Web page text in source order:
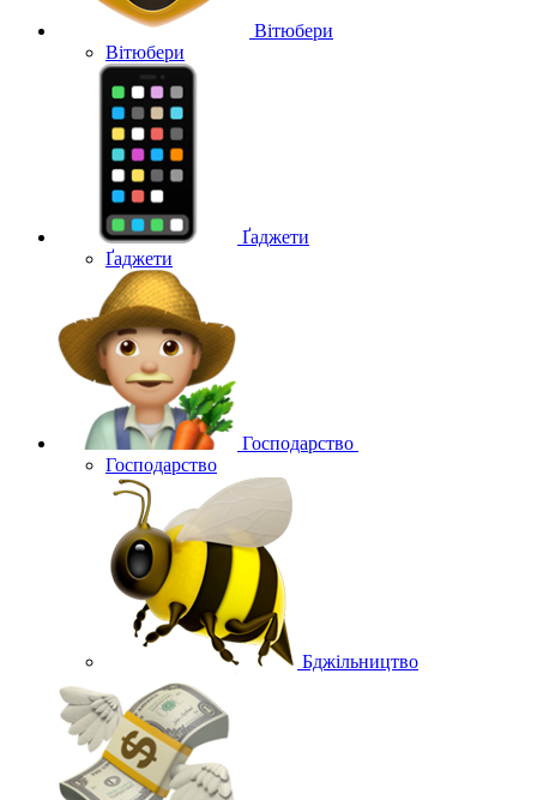
Вітюбери
Вітюбери
Ґаджети
Ґаджети
Господарство
Господарство
Бджільництво